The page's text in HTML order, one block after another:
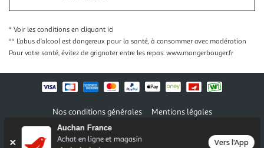
Auchan France
Achat en ligne et magasin
Vers l'App
* Voir les conditions en cliquant ici
** L’abus d’alcool est dangereux pour la santé, à consommer avec modération
Pour votre santé, évitez de grignoter entre les repas. www.mangerbouger.fr
Nos conditions générales
Mentions légales
Conditions des offres et promotions
Politique de confidentialité
Informations légales marketplace